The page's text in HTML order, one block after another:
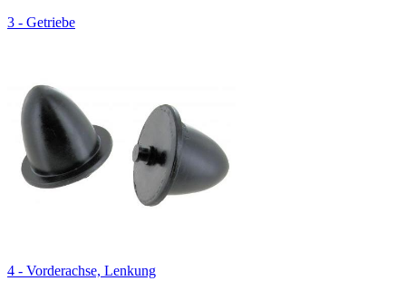
3 - Getriebe
4 - Vorderachse, Lenkung